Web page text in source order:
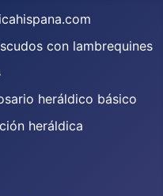
con lambrequines
heráldico básico
heráldica